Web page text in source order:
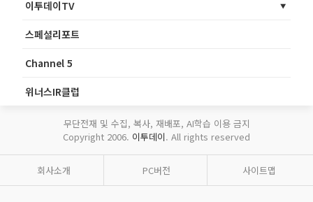
이투데이TV
스페셜리포트
Channel 5
위너스IR클럽
무단전재 및 수집, 복사, 재배포, AI학습 이용 금지
Copyright 2006. 이투데이. All rights reserved
회사소개 PC버전 사이트맵